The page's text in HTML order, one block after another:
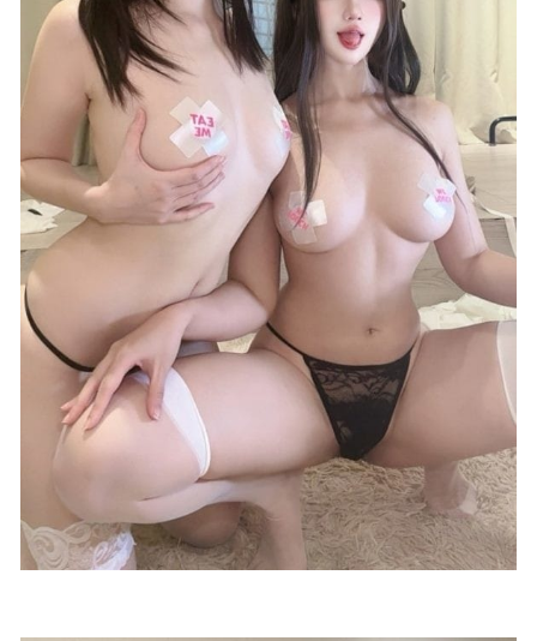
[XIUREN秀人网]2022.08.31 VOL.5519 婠婠么[59+1P／
510MB] 2023-01-12